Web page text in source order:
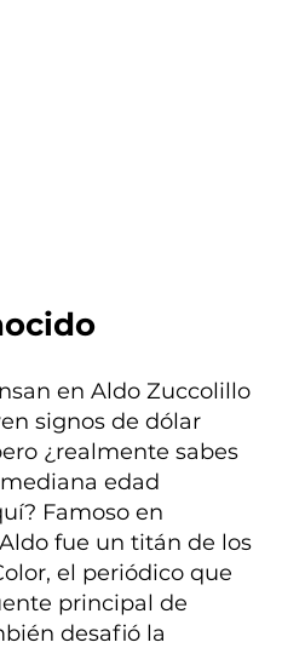
en Aldo Zuccolillo
signos de dólar
¿realmente sabes
edad
Famoso en
fue un titán de los
el periódico que
principal de
desafió la